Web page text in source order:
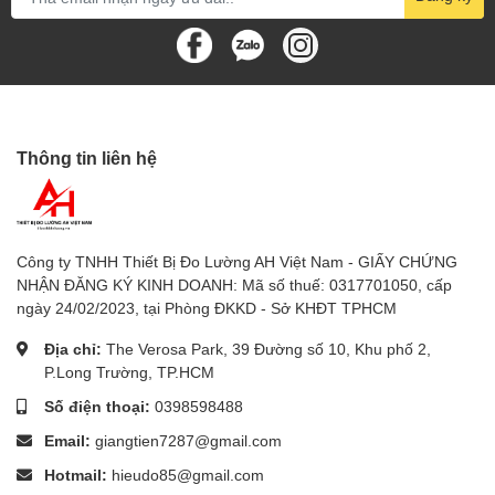
IEUTHIDOLUONG.VN- CHUYÊN CUNG CẤP:
- Tư vấn, lắp đặt Thiết bị vệ sinh phòng tắm.
TRUY CẬP WEBSITE Sieuthidoluong.vn - Tham quan
-Chúng tôi chuyên cung cấp Thiết bị đo các loại như:
1.
: Đồng hồ vạn năng, ampe kìm,
đồng hồ đo tụ điện, đồng hồ đo thứ tự pha, đồng hồ
đo điện trở đất, đồng hồ đo điện trở cách điện, bút thử
điện áp, thiết bị đo lcr
2. Thiết bị đo kiểm tra bình ắc quy
Thông tin liên hệ
Công ty TNHH Thiết Bị Đo Lường AH Việt Nam - GIẤY CHỨNG
NHẬN ĐĂNG KÝ KINH DOANH: Mã số thuế: 0317701050, cấp
ngày 24/02/2023, tại Phòng ĐKKD - Sở KHĐT TPHCM
Địa chỉ: The Verosa Park, 39 Đường số 10, Khu phố 2,
P.Long Trường, TP.HCM
Số điện thoại: 0398598488
Email: giangtien7287@gmail.com
Hotmail: hieudo85@gmail.com